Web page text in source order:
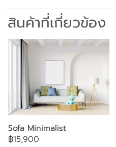
สินค้าที่เกี่ยวข้อง
Sofa Minimalist
฿15,900